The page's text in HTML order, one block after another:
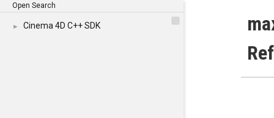
Open Search
► Cinema 4D C++ SDK